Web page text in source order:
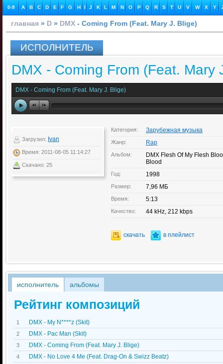
0-9 A B C D E F G H I J K L M N O P Q R S T U V W X Y
главная » D » DMX - Coming From (Feat. Mary J. Blige)
ИСПОЛНИТЕЛЬ
DMX - Coming From (Feat. Mary
DMX - Coming From (Feat. Mary J. Blige)
Загрузил: Ivan
Время: 2011-08-05 11:14:27
Скачано: 25
Категория: Зарубежная музыка
Жанр: Rap
Альбом:
DMX Flesh Of My Flesh
Blood
Год: 1998
Размер: 7,96 МБ
Время: 5:13
Качество: 44 kHz, 212 kbps
скачать в плейлист
исполнитель альбомы
Рейтинг композиций
1 DMX - My N****z (Skit)
2 DMX - Pac Man (Skit)
3 DMX - Coming From (Feat. Mary J. Blige)
4 DMX - No Love 4 Me (Feat. Drag-On & Swizz Beatz)